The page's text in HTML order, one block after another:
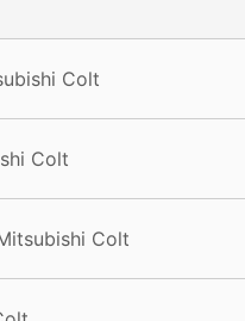
Colt
Colt
Colt